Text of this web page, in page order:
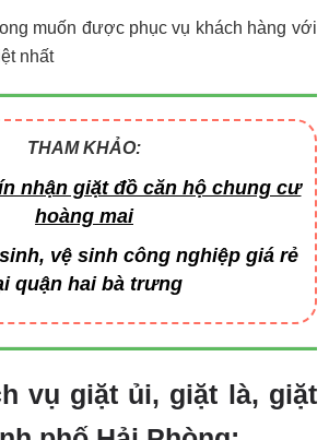
muốn được phục vụ khách hàng với
nhất
THAM KHẢO:
nhận giặt đồ căn hộ chung cư
hoàng mai
vệ sinh công nghiệp giá rẻ
quận hai bà trưng
vụ giặt ủi, giặt là, giặt